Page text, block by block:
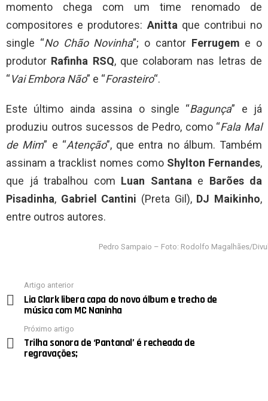
momento chega com um time renomado de
compositores e produtores: Anitta que contribui no
single “No Chão Novinha”; o cantor Ferrugem e o
produtor Rafinha RSQ, que colaboram nas letras de
“Vai Embora Não” e “Forasteiro“.
Este último ainda assina o single “Bagunça” e já
produziu outros sucessos de Pedro, como “Fala Mal
de Mim” e “Atenção”, que entra no álbum. Também
assinam a tracklist nomes como Shylton Fernandes,
que já trabalhou com Luan Santana e Barões da
Pisadinha, Gabriel Cantini (Preta Gil), DJ Maikinho,
entre outros autores.
Pedro Sampaio – Foto: Rodolfo Magalhães/
more
Artigo anterior
Lia Clark libera capa do novo álbum e trecho de
música com MC Naninha
Próximo artigo
Trilha sonora de ‘Pantanal’ é recheada de
regravações;